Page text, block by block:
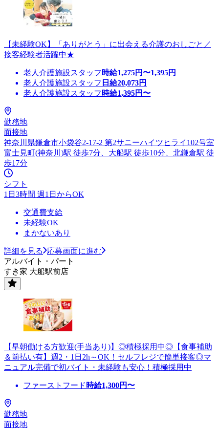
【未経験OK】「ありがとう」に出会える介護のおしごと／
接客経験者活躍中★
老人介護施設スタッフ 時給1,275円〜1,395円
老人介護施設スタッフ 日給20,073円
老人介護施設スタッフ 時給1,395円〜
勤務地
面接地
神奈川県鎌倉市小袋谷2-17-2 第2サニーハイツヒライ102号室
富士見町(神奈川)駅 徒歩7分、大船駅 徒歩10分、北鎌倉駅 徒
歩17分
シフト
1日3時間 週1日からOK
交通費支給
未経験OK
まかないあり
詳細を見る
応募画面に進む
アルバイト・パート
すき家 大船駅前店
【早朝働ける方歓迎(手当あり)】◎積極採用中◎【食事補助
＆前払い有】週2・1日2h～OK！セルフレジで簡単接客◎マ
ニュアル完備で初バイト・未経験も安心！積極採用中
ファーストフード 時給1,300円〜
勤務地
面接地